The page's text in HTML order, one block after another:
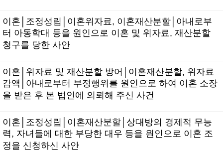
이혼│조정성립│이혼위자료, 이혼재산분할│아내로부
터 아동학대 등을 원인으로 이혼 및 위자료, 재산분할
청구를 당한 사안
이혼│위자료 및 재산분할 방어│이혼재산분할, 위자료
감액│아내로부터 부정행위를 원인으로 하여 이혼 소장
을 받은 후 본 법인에 의뢰해 주신 사건
이혼│조정성립│이혼재산분할│상대방의 경제적 무능
력, 자녀들에 대한 부당한 대우 등을 원인으로 이혼 조
정을 신청하신 사안